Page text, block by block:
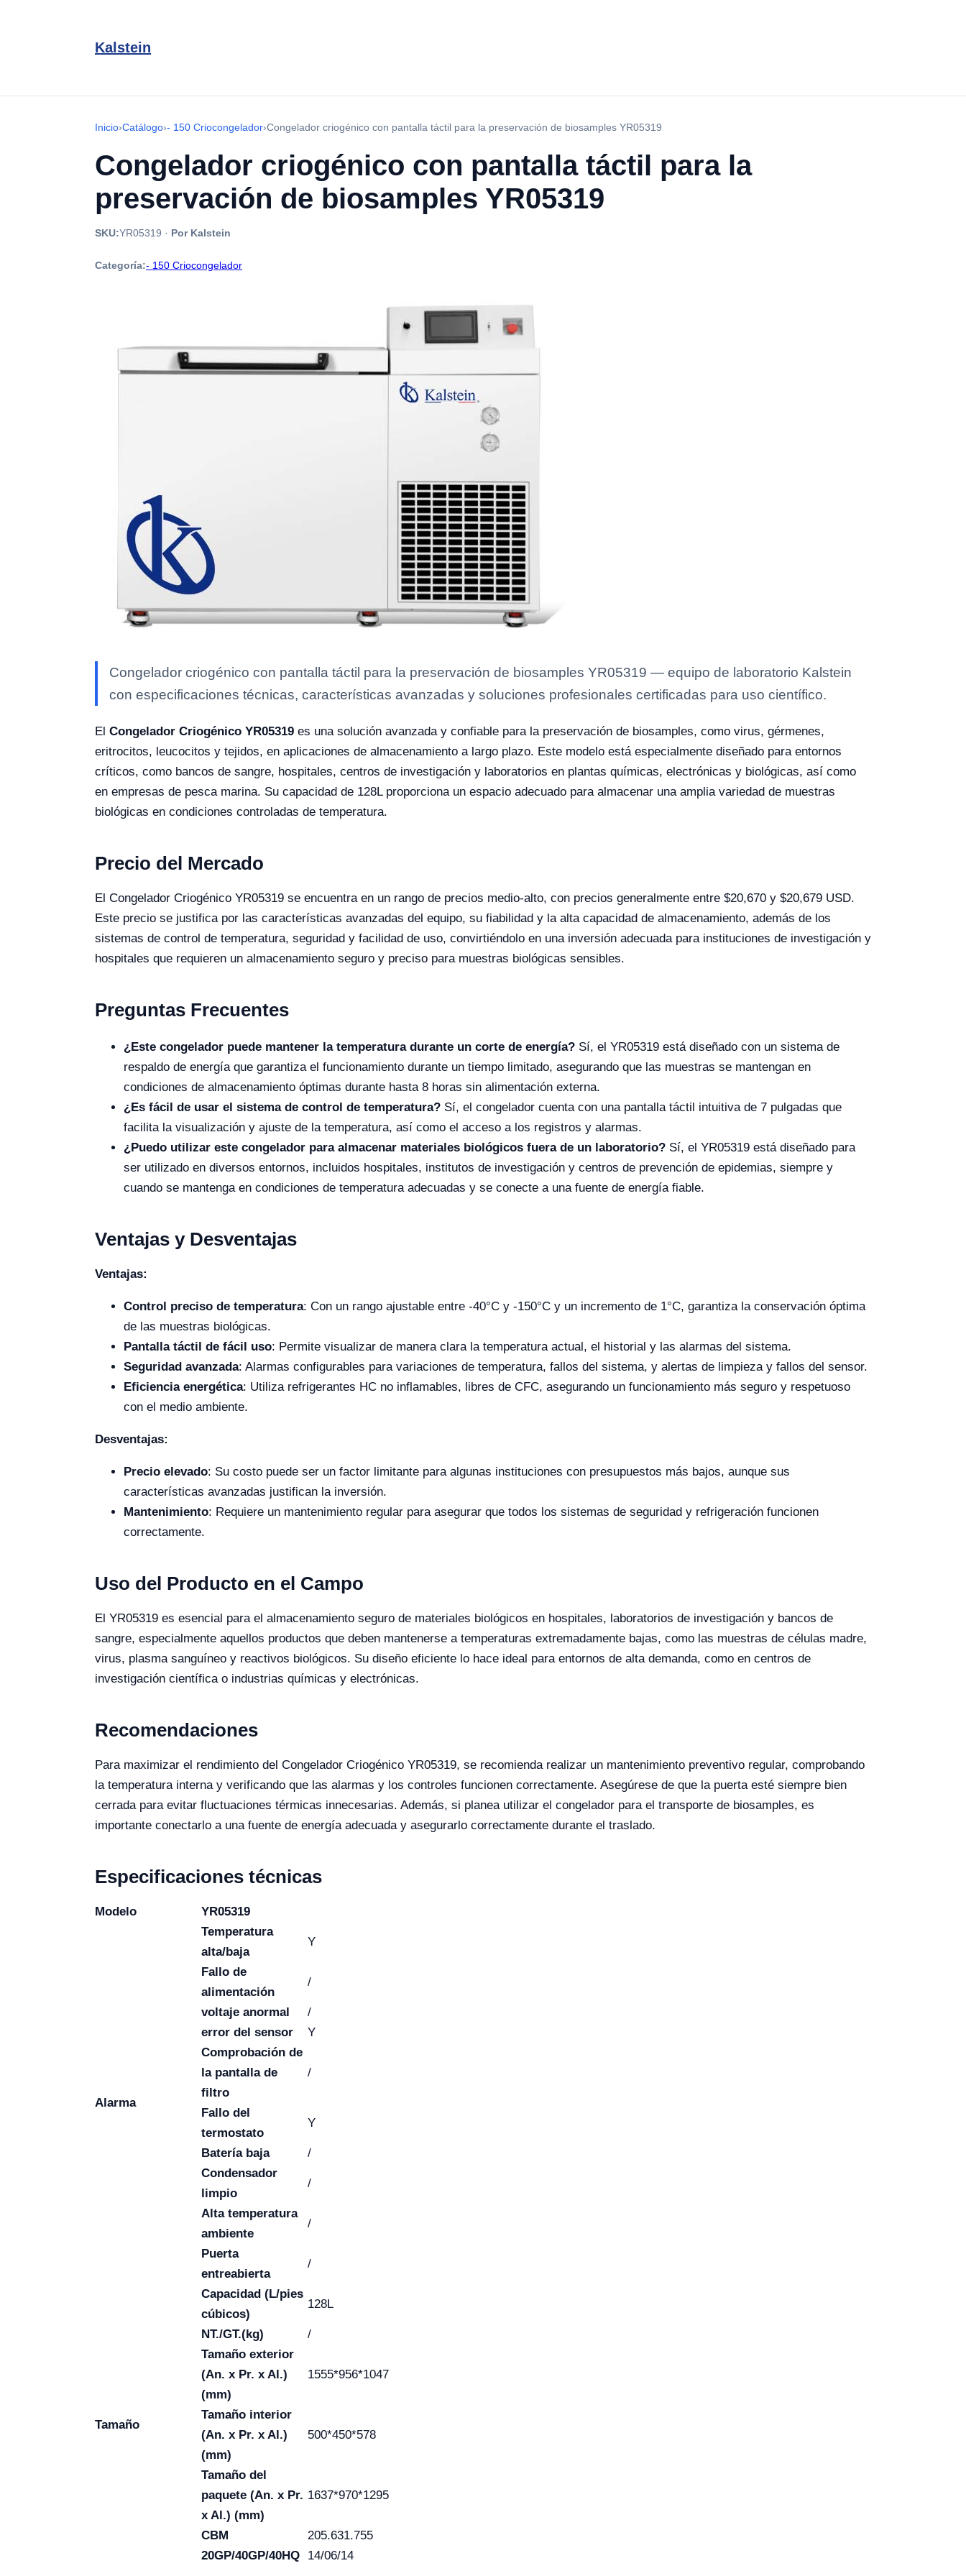
Kalstein
Inicio›Catálogo›- 150 Criocongelador›Congelador criogénico con pantalla táctil para la preservación de biosamples YR05319
Congelador criogénico con pantalla táctil para la
preservación de biosamples YR05319
SKU:YR05319 · Por Kalstein
Categoría:- 150 Criocongelador
Congelador criogénico con pantalla táctil para la preservación de biosamples YR05319 — equipo de laboratorio Kalstein
con especificaciones técnicas, características avanzadas y soluciones profesionales certificadas para uso científico.
El Congelador Criogénico YR05319 es una solución avanzada y confiable para la preservación de biosamples, como virus, gérmenes,
eritrocitos, leucocitos y tejidos, en aplicaciones de almacenamiento a largo plazo. Este modelo está especialmente diseñado para entornos
críticos, como bancos de sangre, hospitales, centros de investigación y laboratorios en plantas químicas, electrónicas y biológicas, así como
en empresas de pesca marina. Su capacidad de 128L proporciona un espacio adecuado para almacenar una amplia variedad de muestras
biológicas en condiciones controladas de temperatura.
Precio del Mercado
El Congelador Criogénico YR05319 se encuentra en un rango de precios medio-alto, con precios generalmente entre $20,670 y $20,679 USD.
Este precio se justifica por las características avanzadas del equipo, su fiabilidad y la alta capacidad de almacenamiento, además de los
sistemas de control de temperatura, seguridad y facilidad de uso, convirtiéndolo en una inversión adecuada para instituciones de investigación y
hospitales que requieren un almacenamiento seguro y preciso para muestras biológicas sensibles.
Preguntas Frecuentes
¿Este congelador puede mantener la temperatura durante un corte de energía? Sí, el YR05319 está diseñado con un sistema de
respaldo de energía que garantiza el funcionamiento durante un tiempo limitado, asegurando que las muestras se mantengan en
condiciones de almacenamiento óptimas durante hasta 8 horas sin alimentación externa.
¿Es fácil de usar el sistema de control de temperatura? Sí, el congelador cuenta con una pantalla táctil intuitiva de 7 pulgadas que
facilita la visualización y ajuste de la temperatura, así como el acceso a los registros y alarmas.
¿Puedo utilizar este congelador para almacenar materiales biológicos fuera de un laboratorio? Sí, el YR05319 está diseñado para
ser utilizado en diversos entornos, incluidos hospitales, institutos de investigación y centros de prevención de epidemias, siempre y
cuando se mantenga en condiciones de temperatura adecuadas y se conecte a una fuente de energía fiable.
Ventajas y Desventajas
Ventajas:
Control preciso de temperatura: Con un rango ajustable entre -40°C y -150°C y un incremento de 1°C, garantiza la conservación óptima
de las muestras biológicas.
Pantalla táctil de fácil uso: Permite visualizar de manera clara la temperatura actual, el historial y las alarmas del sistema.
Seguridad avanzada: Alarmas configurables para variaciones de temperatura, fallos del sistema, y alertas de limpieza y fallos del sensor.
Eficiencia energética: Utiliza refrigerantes HC no inflamables, libres de CFC, asegurando un funcionamiento más seguro y respetuoso
con el medio ambiente.
Desventajas:
Precio elevado: Su costo puede ser un factor limitante para algunas instituciones con presupuestos más bajos, aunque sus
características avanzadas justifican la inversión.
Mantenimiento: Requiere un mantenimiento regular para asegurar que todos los sistemas de seguridad y refrigeración funcionen
correctamente.
Uso del Producto en el Campo
El YR05319 es esencial para el almacenamiento seguro de materiales biológicos en hospitales, laboratorios de investigación y bancos de
sangre, especialmente aquellos productos que deben mantenerse a temperaturas extremadamente bajas, como las muestras de células madre,
virus, plasma sanguíneo y reactivos biológicos. Su diseño eficiente lo hace ideal para entornos de alta demanda, como en centros de
investigación científica o industrias químicas y electrónicas.
Recomendaciones
Para maximizar el rendimiento del Congelador Criogénico YR05319, se recomienda realizar un mantenimiento preventivo regular, comprobando
la temperatura interna y verificando que las alarmas y los controles funcionen correctamente. Asegúrese de que la puerta esté siempre bien
cerrada para evitar fluctuaciones térmicas innecesarias. Además, si planea utilizar el congelador para el transporte de biosamples, es
importante conectarlo a una fuente de energía adecuada y asegurarlo correctamente durante el traslado.
Especificaciones técnicas
Modelo YR05319
Alarma
Temperatura
alta/baja
Y
Fallo de
alimentación
/
voltaje anormal
/
error del sensor
Y
Comprobación de
la pantalla de
filtro
/
Fallo del
termostato
Y
Batería baja
/
Condensador
limpio
/
Alta temperatura
ambiente
/
Puerta
entreabierta
/
Tamaño
Capacidad (L/pies
cúbicos)
128L
NT./GT.(kg)
/
Tamaño exterior
(An. x Pr. x Al.)
(mm)
1555*956*1047
Tamaño interior
(An. x Pr. x Al.)
(mm)
500*450*578
Tamaño del
paquete (An. x Pr.
x Al.) (mm)
1637*970*1295
CBM
205.631.755
20GP/40GP/40HQ
14/06/14